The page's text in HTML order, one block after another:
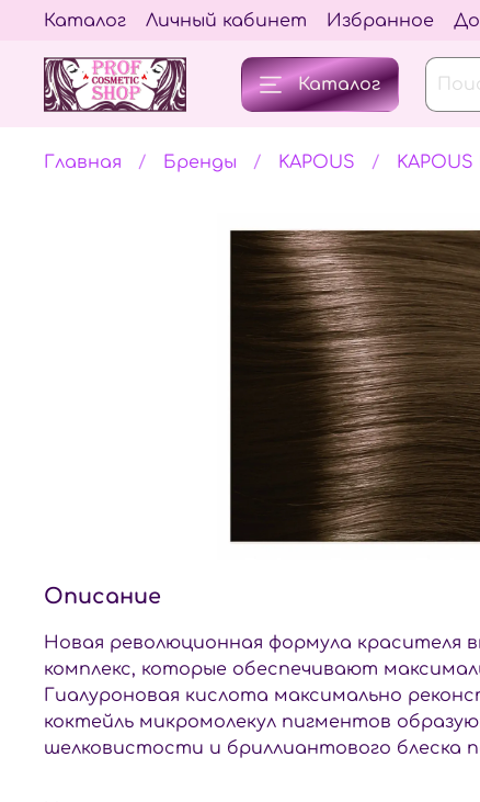
Каталог Личный кабинет Избранное
Каталог
Главная Бренды KAPOUS KAPOUS
Описание
Новая революционная формула красителя
комплекс, которые обеспечивают
Гиалуроновая кислота максимально
коктейль микромолекул пигментов
шелковистости и бриллиантового блеска